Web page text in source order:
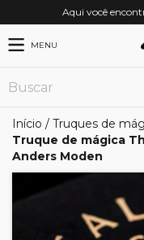
Aqui você
MENU
Início / Truques de
Truque de mágica
Anders Moden